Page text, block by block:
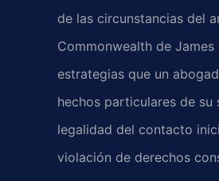
de las circunstancias del
Commonwealth de
estrategias que un
hechos particulares de
legalidad del contacto
violación de derechos